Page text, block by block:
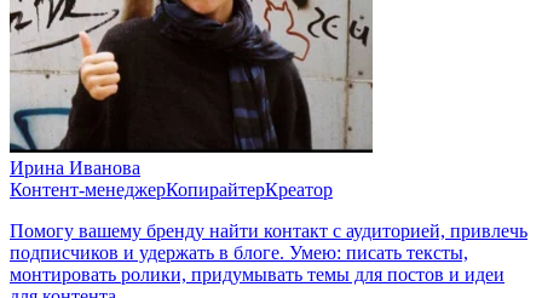
Ирина Иванова
Контент-менеджерКопирайтерКреатор
Помогу вашему бренду найти контакт с аудиторией, привлечь
подписчиков и удержать в блоге. Умею: писать тексты,
монтировать ролики, придумывать темы для постов и идеи